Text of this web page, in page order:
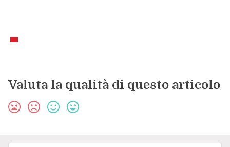
Valuta la qualità di questo articolo